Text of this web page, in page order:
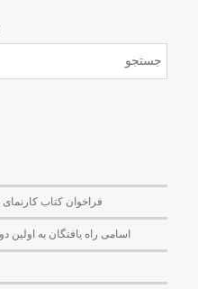
فراخوان کتاب کارنمای
اسامی راه یافتگان به اولین